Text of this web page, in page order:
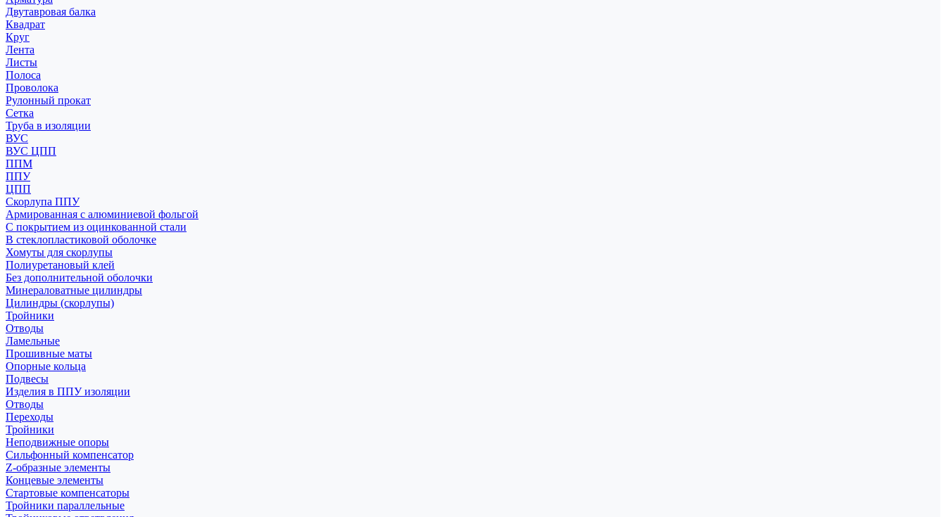
Двутавровая балка
Квадрат
Круг
Лента
Листы
Полоса
Проволока
Рулонный прокат
Сетка
Труба в изоляции
ВУС
ВУС ЦПП
ППМ
ППУ
ЦПП
Скорлупа ППУ
Армированная с алюминиевой фольгой
С покрытием из оцинкованной стали
В стеклопластиковой оболочке
Хомуты для скорлупы
Полиуретановый клей
Без дополнительной оболочки
Минераловатные цилиндры
Цилиндры (скорлупы)
Тройники
Отводы
Ламельные
Прошивные маты
Опорные кольца
Подвесы
Изделия в ППУ изоляции
Отводы
Переходы
Тройники
Неподвижные опоры
Cильфонный компенсатор
Z-образные элементы
Концевые элементы
Стартовые компенсаторы
Тройники параллельные